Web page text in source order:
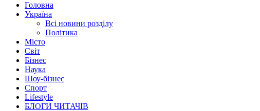
Головна
Україна
Всі новини розділу
Політика
Місто
Світ
Бізнес
Наука
Шоу-бізнес
Спорт
Lifestyle
БЛОГИ ЧИТАЧІВ